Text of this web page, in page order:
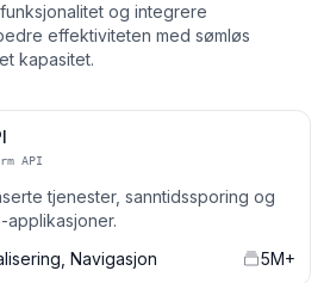
og integrere
effektiviteten med sømløs
kapasitet.
API
tjenester, sanntidssporing og
applikasjoner.
Navigasjon
5M+